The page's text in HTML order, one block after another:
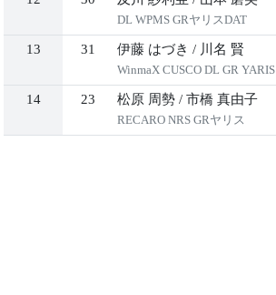
DL WPMS GRヤリスDAT
13 31 伊藤 はづき / 川名 賢
WinmaX CUSCO DL GR YARIS
14 23 松原 周勢 / 市橋 真由子
RECARO NRS GRヤリス